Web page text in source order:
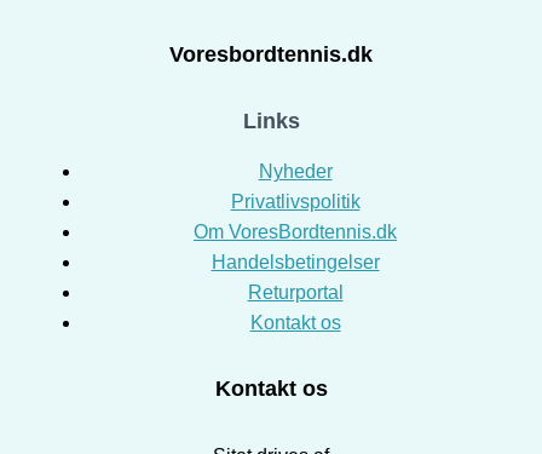
Voresbordtennis.dk
Links
Nyheder
Privatlivspolitik
Om VoresBordtennis.dk
Handelsbetingelser
Returportal
Kontakt os
Kontakt os